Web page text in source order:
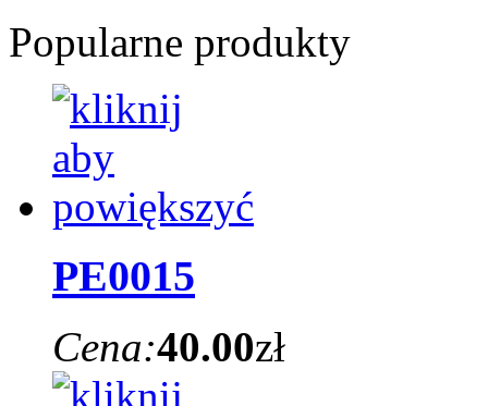
Popularne produkty
PE0015
Cena:40.00zł